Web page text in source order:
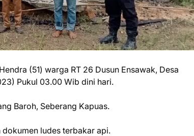
(51) warga RT 26 Dusun Ensawak, Desa
Pukul 03.00 Wib dini hari.
Baroh, Seberang Kapuas.
ludes terbakar api.